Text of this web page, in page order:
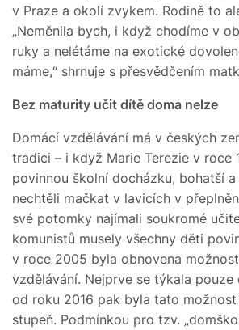
v Praze a okolí zvykem. Rodině to
„Neměnila bych, i když chodíme v
ruky a nelétáme na exotické
máme,“ shrnuje s přesvědčením
Bez maturity učit dítě doma nelze
Domácí vzdělávání má v českých
tradici – i když Marie Terezie v roce
povinnou školní docházku, bohatší
nechtěli mačkat v lavicích v
své potomky najímali soukromé
komunistů musely všechny děti
v roce 2005 byla obnovena
vzdělávání. Nejprve se týkala pouze
od roku 2016 pak byla tato
stupeň. Podmínkou pro tzv.